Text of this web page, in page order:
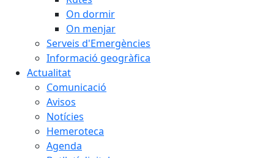
On dormir
On menjar
Serveis d'Emergències
Informació geogràfica
Actualitat
Comunicació
Avisos
Notícies
Hemeroteca
Agenda